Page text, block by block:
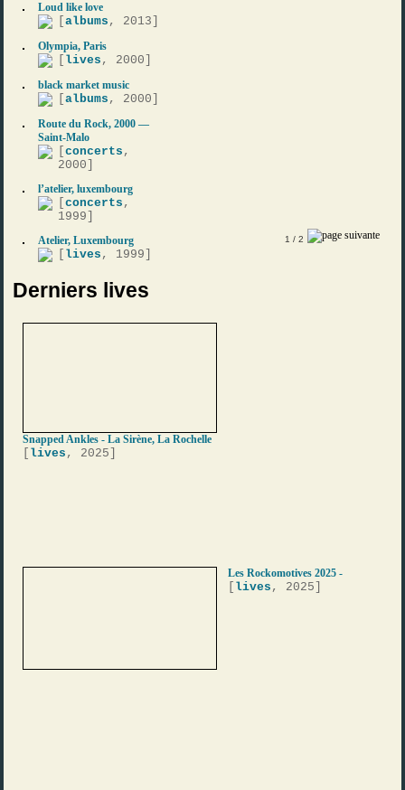
Loud like love
[albums , 2013]
Olympia, Paris
lives , 2000]
black market music
[albums , 2000]
Route du Rock, 2000 —
Saint-Malo
[concerts ,
2000]
l’atelier, luxembourg
[concerts ,
1999]
Atelier, Luxembourg
lives , 1999]
1 / 2
Derniers lives
Snapped Ankles - La Sirène, La Rochelle
lives , 2025]
Les Rockomotives 2025 -
lives , 2025]